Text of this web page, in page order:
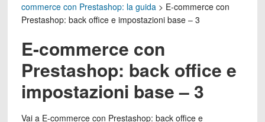
commerce con Prestashop: la guida> E-commerce con
Prestashop: back office e impostazioni base – 3
E-commerce con
Prestashop: back office e
impostazioni base – 3
Vai a E-commerce con Prestashop: back office e